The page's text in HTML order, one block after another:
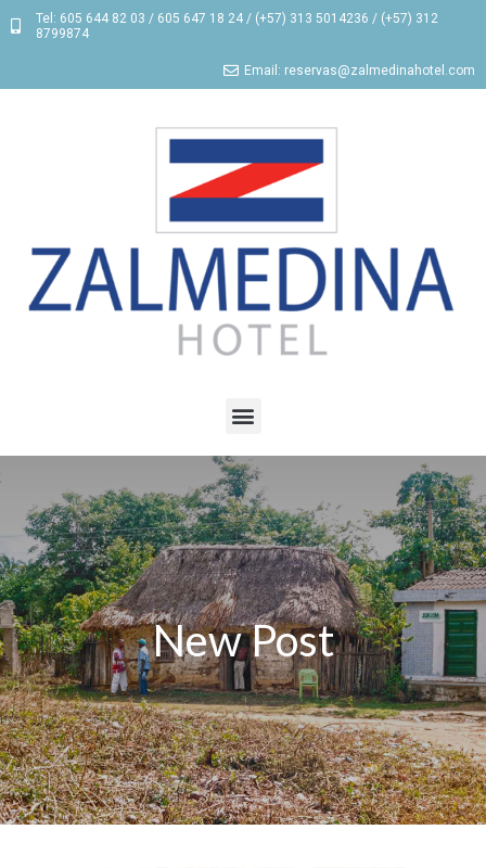
Tel: 605 644 82 03 / 605 647 18 24 / (+57) 313 5014236 / (+57) 312
8799874
Email: reservas@zalmedinahotel.com
New Post